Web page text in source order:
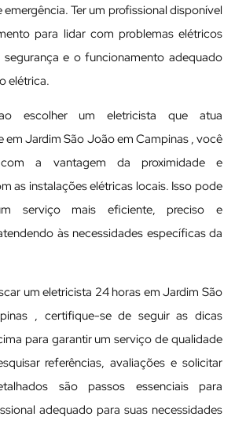
Ter um profissional disponível
para lidar com problemas elétricos
e o funcionamento adequado
elétrica.
escolher um eletricista que atua
em Jardim São João em Campinas , você
a vantagem da proximidade e
as instalações elétricas locais. Isso pode
serviço mais eficiente, preciso e
às necessidades específicas da
um eletricista 24 horas em Jardim São
, certifique-se de seguir as dicas
para garantir um serviço de qualidade
referências, avaliações e solicitar
são passos essenciais para
adequado para suas necessidades